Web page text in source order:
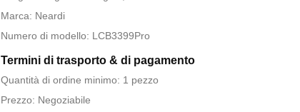
Marca: Neardi
Numero di modello: LCB3399Pro
Termini di trasporto & di pagamento
Quantità di ordine minimo: 1 pezzo
Prezzo: Negoziabile